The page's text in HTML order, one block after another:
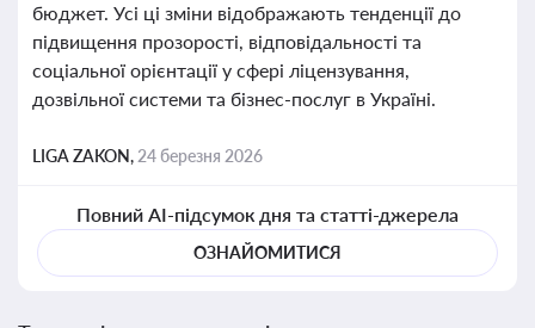
бюджет. Усі ці зміни відображають тенденції до
підвищення прозорості, відповідальності та
соціальної орієнтації у сфері ліцензування,
дозвільної системи та бізнес-послуг в Україні.
LIGA ZAKON, 24 березня 2026
Повний AI-підсумок дня та статті-джерела
ОЗНАЙОМИТИСЯ